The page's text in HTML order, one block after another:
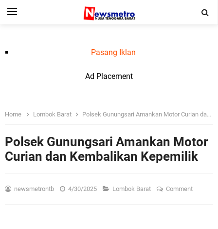
Pasang Iklan
Ad Placement
Home Lombok Barat Polsek Gunungsari Amankan Motor Curian dan Kembalikan Kepemilik
Polsek Gunungsari Amankan Motor
Curian dan Kembalikan Kepemilik
newsmetrontb 4/30/2025 Lombok Barat Comment